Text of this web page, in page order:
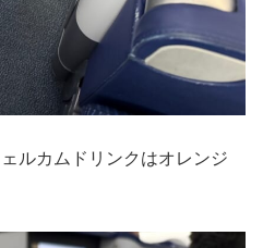
ルカムドリンクはオレンジ